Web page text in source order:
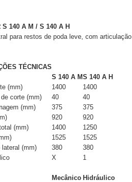
S 140 A M / S 140 A H
para restos de poda leve, com articulação
TÉCNICAS
S 140 A MS 140 A H
(mm)
1400
1400
corte (mm)
40
40
(mm)
375
375
920
920
(mm)
1400
1250
1525
1525
lateral (mm)
380
380
X 1
Mecânico Hidráulico